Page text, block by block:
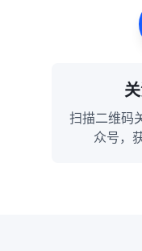
扫描二维码
众号，